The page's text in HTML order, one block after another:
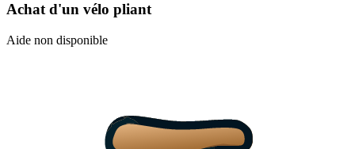
Achat d'un vélo pliant
Aide non disponible